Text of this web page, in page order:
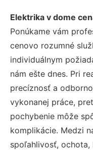
Elektrika v dome
Ponúkame vám
cenovo rozumné
individuálnym
nám ešte dnes. Pri
precíznosť a
vykonanej práce,
pochybenie môže
komplikácie. Medzi
spoľahlivosť,